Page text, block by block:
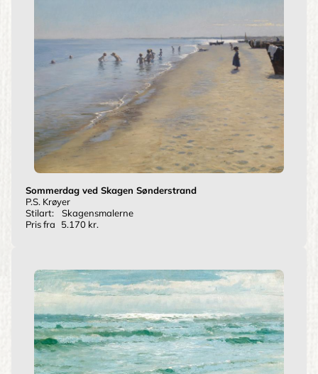
Sommerdag ved Skagen Sønderstrand
P.S. Krøyer
Stilart:
Skagensmalerne
Pris fra
5.170 kr.